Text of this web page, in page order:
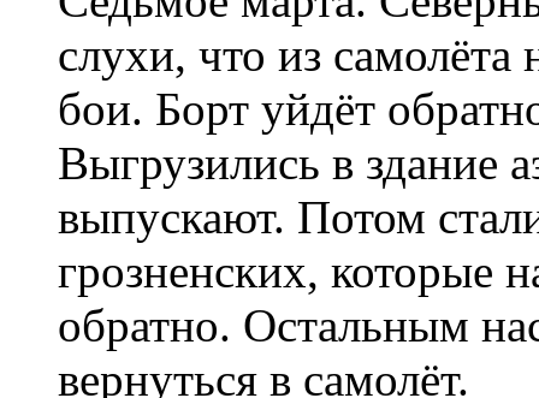
слухи, что из самолёта
бои. Борт уйдёт
Выгрузились в здание
выпускают. Потом
грозненских, которые
обратно. Остальным
вернуться в самолёт.